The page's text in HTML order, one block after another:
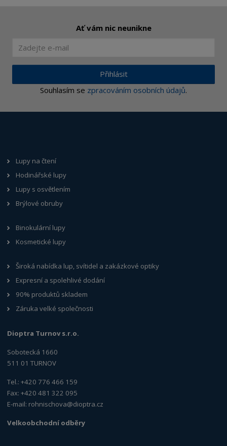
Ať vám nic neunikne
Přihlásit
Souhlasím se zpracováním osobních údajů.
Lupy na čtení
Hodinářské lupy
Lupy s osvětlením
Brýlové obruby
Binokulární lupy
Kosmetické lupy
Široká nabídka lup, svítidel a zakázkové optiky
Expresní a spolehlivé dodání
90% produktů skladem
Záruka velké společnosti
Dioptra Turnov s.r.o.
Sobotecká 1660
511 01 TURNOV
Tel.: +420 776 466 159
Fax: +420 481 322 095
E-mail: rohnischova@dioptra.cz
Velkoobchodní odběry